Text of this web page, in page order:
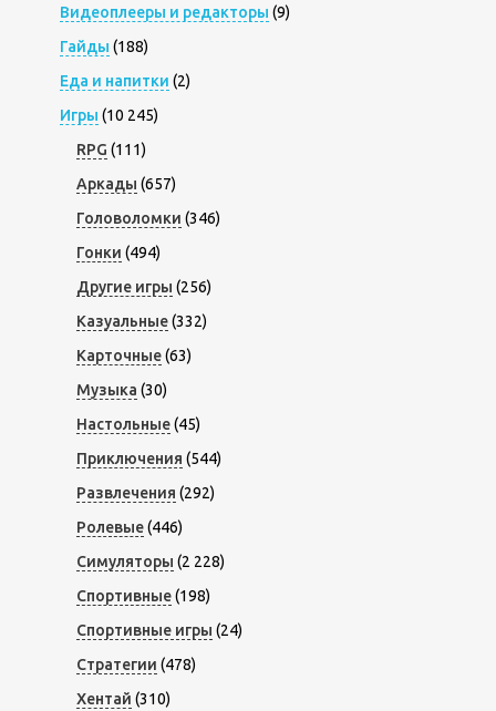
Видеоплееры и редакторы (9)
Гайды (188)
Еда и напитки (2)
Игры (10 245)
RPG (111)
Аркады (657)
Головоломки (346)
Гонки (494)
Другие игры (256)
Казуальные(332)
Карточные(63)
Музыка (30)
Настольные(45)
Приключения (544)
Развлечения (292)
Ролевые(446)
Симуляторы (2 228)
Спортивные(198)
Спортивные игры (24)
Стратегии (478)
Хентай (310)